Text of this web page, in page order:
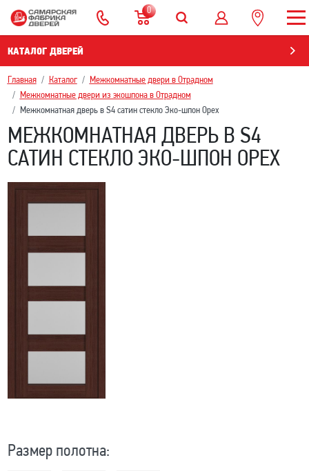
0
КАТАЛОГ ДВЕРЕЙ
Главная Каталог
Межкомнатные двери в Отрадном
Межкомнатные двери из экошпона в Отрадном
Межкомнатная дверь в S4 сатин стекло Эко-шпон Орех
МЕЖКОМНАТНАЯ ДВЕРЬ В S4
САТИН СТЕКЛО ЭКО-ШПОН ОРЕХ
Размер полотна: